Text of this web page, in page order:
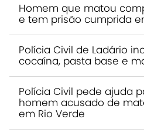
Homem que matou
e tem prisão cumprida
Polícia Civil de Ladário
cocaína, pasta base e
Polícia Civil pede ajuda
homem acusado de
em Rio Verde